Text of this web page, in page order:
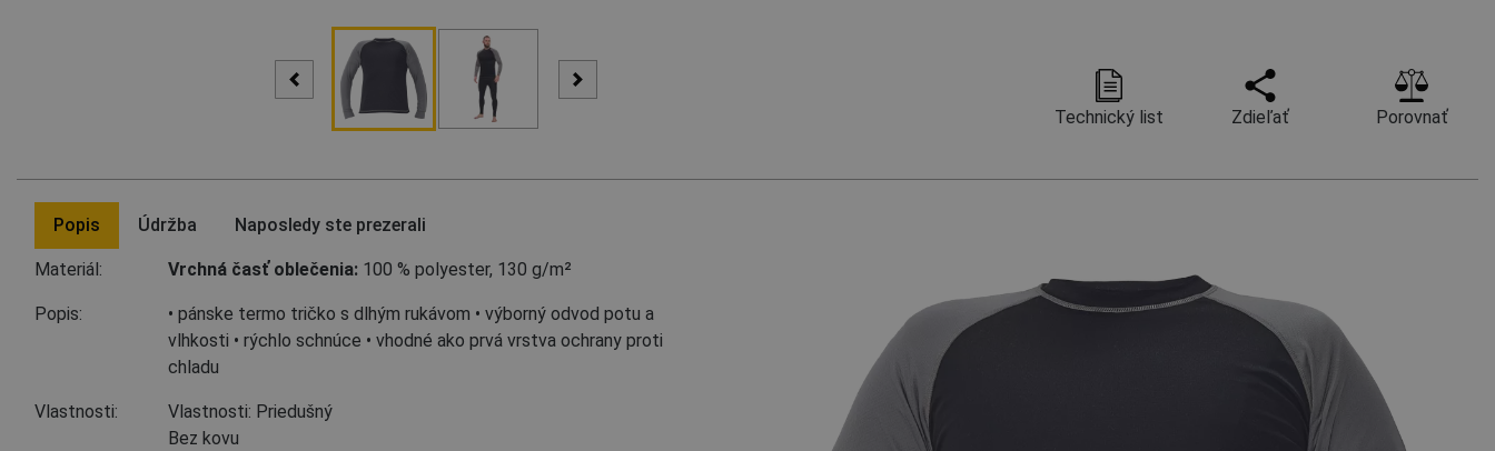
Technický list Zdieľať Porovnať
Popis Údržba Naposledy ste prezerali
Materiál: Vrchná časť oblečenia: 100 % polyester, 130 g/m²
Popis:
• pánske termo tričko s dlhým rukávom • výborný odvod potu a
vlhkosti • rýchlo schnúce • vhodné ako prvá vrstva ochrany proti
chladu
Vlastnosti:
Vlastnosti: Priedušný
Bez kovu